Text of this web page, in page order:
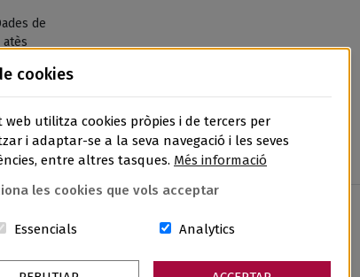
de
l’APDCAT,
cookies
web utilitza cookies pròpies i de tercers per
i adaptar-se a la seva navegació i les seves
entre altres tasques. Més informació
les cookies que vols acceptar
Essencials Aquestes cookies són essencials per al lloc
Analytics